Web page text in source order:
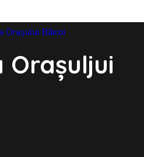
Orașuljui